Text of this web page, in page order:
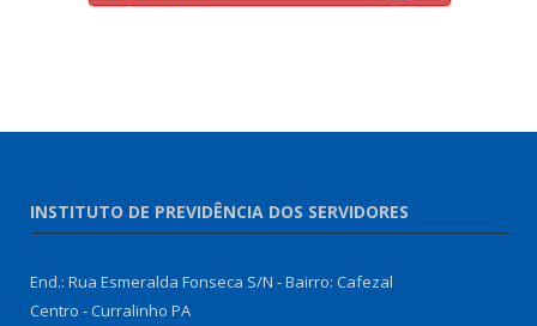
INSTITUTO DE PREVIDÊNCIA DOS SERVIDORES
End.: Rua Esmeralda Fonseca S/N - Bairro: Cafezal
Centro - Curralinho PA